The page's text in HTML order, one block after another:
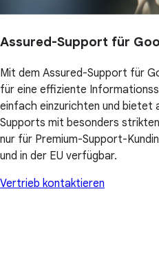
Assured-Support für
Mit dem Assured-Support für
für eine effiziente
einfach einzurichten und bietet
Supports mit besonders
nur für Premium-Support-
und in der EU verfügbar.
Vertrieb kontaktieren